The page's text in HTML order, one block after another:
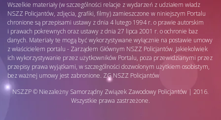
Wszelkie materiały (w szczególności relacje z wydarzeń z udziałem władz
NSZZ Policjantów, zdjęcia, grafiki, filmy) zamieszczone w niniejszym Portalu
chronione są przepisami ustawy z dnia 4 lutego 1994 r. o prawie autorskim
i prawach pokrewnych oraz ustawy z dnia 27 lipca 2001 r. o ochronie baz
danych. Materiały te mogą być wykorzystywane wyłącznie na postawie umowy
z właścicielem portalu - Zarządem Głównym NSZZ Policjantów. Jakiekolwiek
ich wykorzystywanie przez użytkowników Portalu, poza przewidzianymi przez
przepisy prawa wyjątkami, w szczególności dozwolonym użytkiem osobistym,
bez ważnej umowy jest zabronione. ZG NSZZ Policjantów
NSZZP © Niezależny Samorządny Związek Zawodowy Policjantów | 2016.
Wszystkie prawa zastrzeżone.